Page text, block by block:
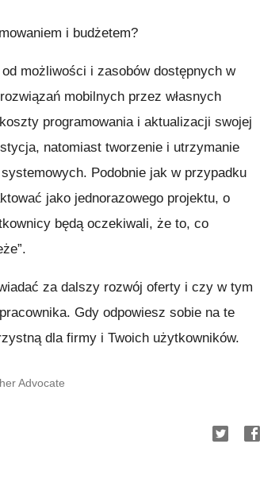
i budżetem?
możliwości i zasobów dostępnych w
mobilnych przez własnych
programowania i aktualizacji swojej
natomiast tworzenie i utrzymanie
Podobnie jak w przypadku
jako jednorazowego projektu, o
będą oczekiwali, że to, co
za dalszy rozwój oferty i czy w tym
Gdy odpowiesz sobie na te
dla firmy i Twoich użytkowników.
Advocate